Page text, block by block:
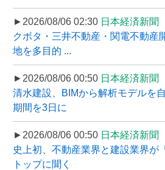
►2026/08/06 02:30 日本経済新聞
クボタ・三井不動産・関電不動産
地を多目的 ...
►2026/08/06 00:50 日本経済新聞
清水建設、BIMから解析モデルを
期間を3日に
►2026/08/06 00:50 日本経済新聞
史上初、不動産業界と建設業界が
トップに聞く